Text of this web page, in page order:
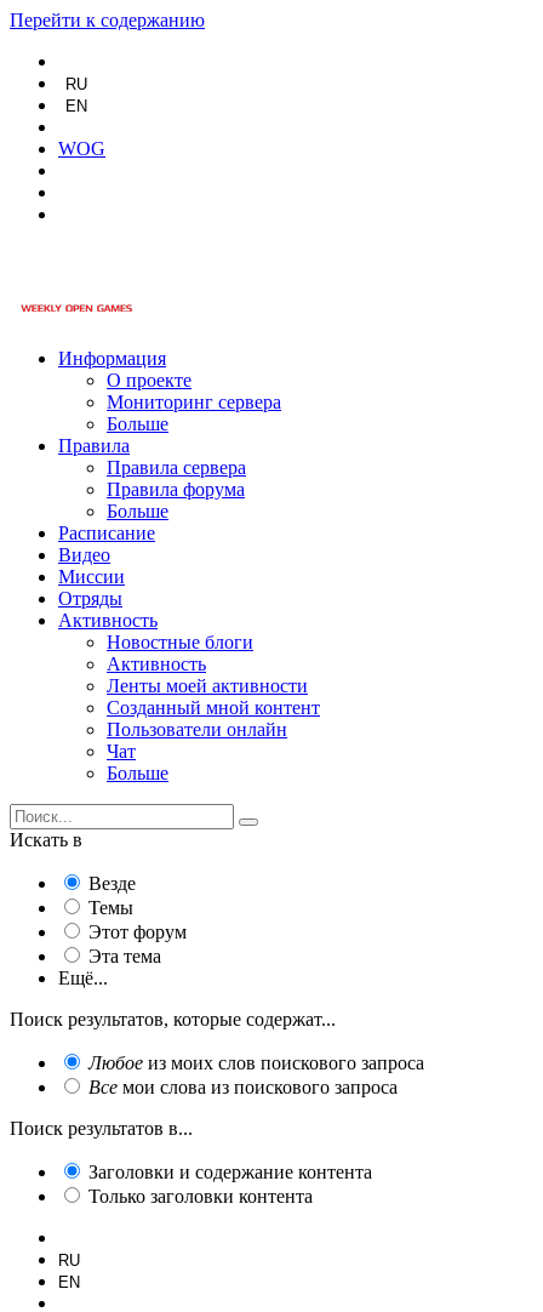
Перейти к содержанию
RU
EN
WOG
Информация
О проекте
Мониторинг сервера
Больше
Правила
Правила сервера
Правила форума
Больше
Расписание
Видео
Миссии
Отряды
Активность
Новостные блоги
Активность
Ленты моей активности
Созданный мной контент
Пользователи онлайн
Чат
Больше
Искать в
Везде
Темы
Этот форум
Эта тема
Ещё...
Поиск результатов, которые содержат...
Любое из моих слов поискового запроса
Все мои слова из поискового запроса
Поиск результатов в...
Заголовки и содержание контента
Только заголовки контента
RU
EN